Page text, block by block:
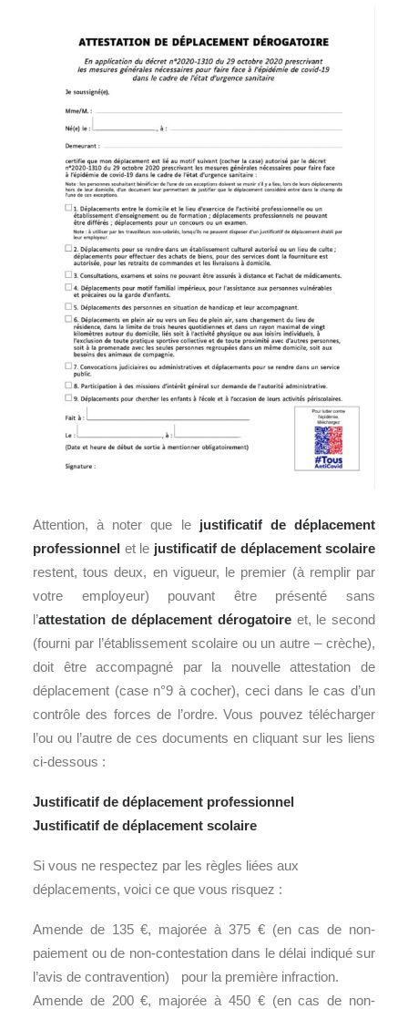
Attention, à noter que le justificatif de déplacement
professionnel et le justificatif de déplacement scolaire
restent, tous deux, en vigueur, le premier (à remplir par
votre employeur) pouvant être présenté sans
l’attestation de déplacement dérogatoire et, le second
(fourni par l’établissement scolaire ou un autre – crèche),
doit être accompagné par la nouvelle attestation de
déplacement (case n°9 à cocher), ceci dans le cas d’un
contrôle des forces de l’ordre. Vous pouvez télécharger
l’ou ou l’autre de ces documents en cliquant sur les liens
ci-dessous :
Justificatif de déplacement professionnel
Justificatif de déplacement scolaire
Si vous ne respectez par les règles liées aux
déplacements, voici ce que vous risquez :
Amende de 135 €, majorée à 375 € (en cas de non-
paiement ou de non-contestation dans le délai indiqué sur
l’avis de contravention) pour la première infraction.
Amende de 200 €, majorée à 450 € (en cas de non-